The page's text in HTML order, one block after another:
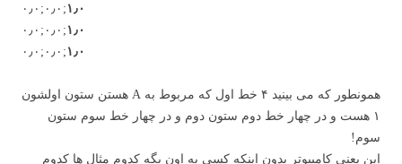
۰٫۰;۰٫۰;
۱٫۰
۰٫۰;۰٫۰;
۱٫۰
۰٫۰;۰٫۰;
۱٫۰
همونطور که می بینید ۴ خط اول که مربوط به A هستن ستون اولشون
۱ هست و در چهار خط دوم ستون دوم و در چهار خط سوم ستون
سوم!
این یعنی کامپیوتر بدون اینکه کسی به اون بگه کدوم مثال ها کدوم